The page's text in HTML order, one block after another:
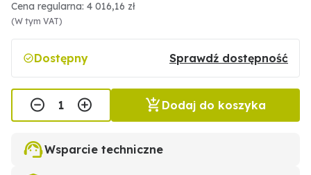
Cena regularna: 4 016,16 zł
(W tym VAT)
Dostępny Sprawdź dostępność
Dodaj do koszyka
Wsparcie techniczne